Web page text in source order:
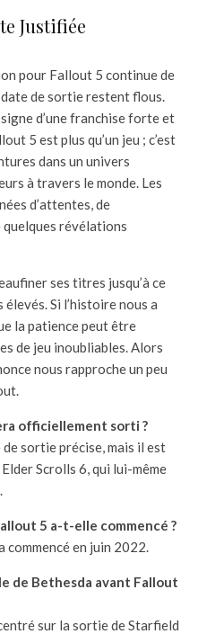
Justifiée
pour Fallout 5 continue de
de sortie restent flous.
d’une franchise forte et
5 est plus qu’un jeu ; c’est
dans un univers
à travers le monde. Les
d’attentes, de
révélations
ses titres jusqu’à ce
Si l’histoire nous a
la patience peut être
de jeu inoubliables. Alors
nous rapproche un peu
officiellement sorti ?
de sortie précise, mais il est
Scrolls 6, qui lui-même
5 a-t-elle commencé ?
en juin 2022.
de Bethesda avant Fallout
sur la sortie de Starfield